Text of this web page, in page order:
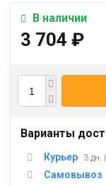
В наличии
3 704 ₽
Варианты
Курьер 3 дн.
Самовывоз